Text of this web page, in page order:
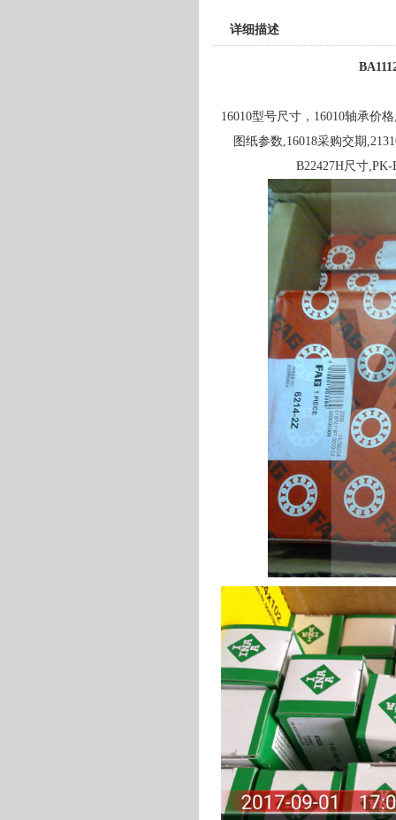
详细描述
16010型号尺寸，16010轴承价
图纸参数,16018采购交期
B22427H尺寸,PK-